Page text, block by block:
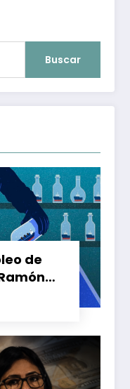
Buscar
de
de
en